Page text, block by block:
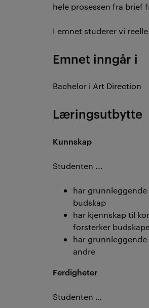
hele prosessen fra brief
I emnet studerer vi
Emnet inngår i
Bachelor i Art Direction
Læringsutbytte
Kunnskap
Studenten ...
har
budskap
har kjennskap til
forsterker
har
andre
Ferdigheter
Studenten …